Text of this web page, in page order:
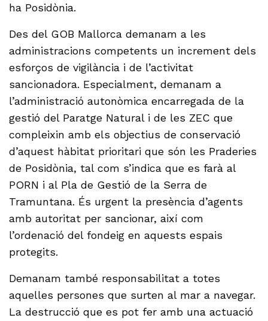
ha Posidònia.
Des del GOB Mallorca demanam a les
administracions competents un increment dels
esforços de vigilància i de l’activitat
sancionadora. Especialment, demanam a
l’administració autonòmica encarregada de la
gestió del Paratge Natural i de les ZEC que
compleixin amb els objectius de conservació
d’aquest hàbitat prioritari que són les Praderies
de Posidònia, tal com s’indica que es farà al
PORN i al Pla de Gestió de la Serra de
Tramuntana. És urgent la presència d’agents
amb autoritat per sancionar, així com
l’ordenació del fondeig en aquests espais
protegits.
Demanam també responsabilitat a totes
aquelles persones que surten al mar a navegar.
La destrucció que es pot fer amb una actuació